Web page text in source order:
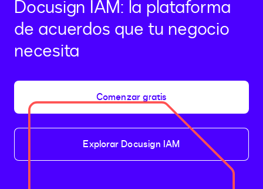
Docusign IAM: la plataforma
de acuerdos que tu negocio
necesita
Comenzar gratis
Explorar Docusign IAM